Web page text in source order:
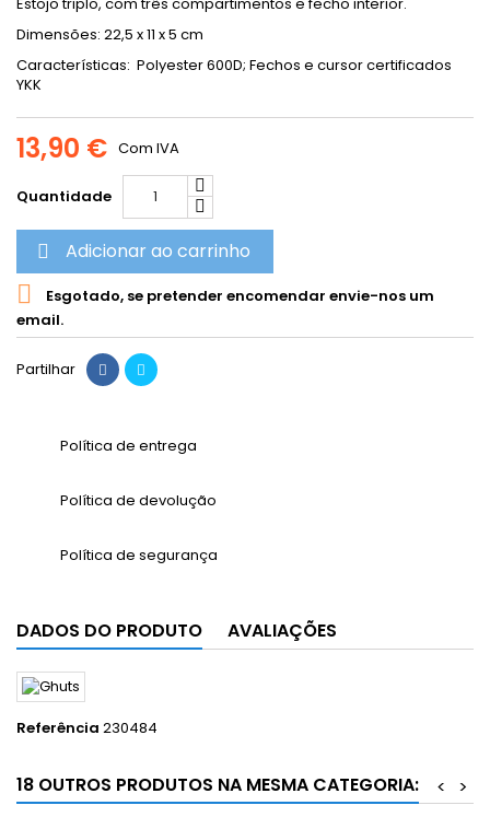
Dimensões: 22,5 x 11 x 5 cm
Características: Polyester 600D; Fechos e cursor certificados
YKK
13,90 € Com IVA
Quantidade
 Adicionar ao carrinho

Esgotado, se pretender encomendar envie-nos um
email.
Partilhar
Política de entrega
Política de devolução
Política de segurança
DADOS DO PRODUTO AVALIAÇÕES
Referência 230484
18 OUTROS PRODUTOS NA MESMA CATEGORIA: >
<